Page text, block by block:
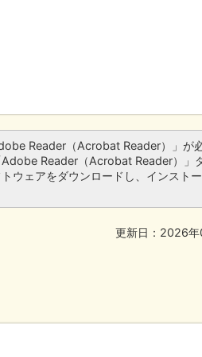
Reader（Acrobat Reader）」が
Reader（Acrobat Reader）」
ウェアをダウンロードし、インスト
更新日：2026年